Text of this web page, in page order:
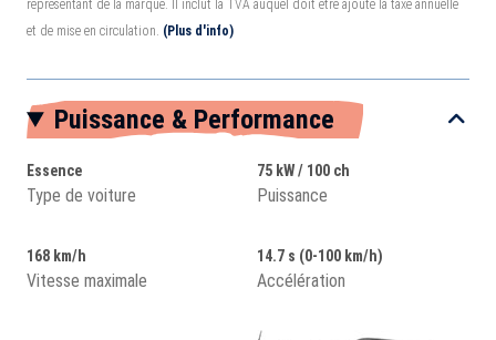
représentant de la marque. Il inclut la TVA auquel doit être ajouté la taxe annuelle
et de mise en circulation. (Plus d'info)
Puissance & Performance
Essence
Type de voiture
75 kW / 100 ch
Puissance
168 km/h
Vitesse maximale
14.7 s (0-100 km/h)
Accélération